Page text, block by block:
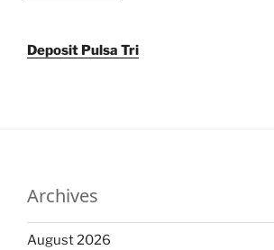
Deposit Pulsa Tri
Archives
August 2026